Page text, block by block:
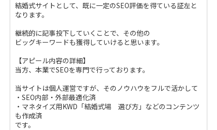
結婚式サイトとして、既に一定のSEO評価を得ている証左と
なります。
継続的に記事投下していくことで、その他の
ビッグキーワードも獲得していけると思います。
【アピール内容の詳細】
当方、本業でSEOを専門で行っております。
当サイトは個人運営ですが、そのノウハウをフルで活かして
・SEO内部・外部最適化済
・マネタイズ用KWD「結婚式場 選び方」などのコンテンツ
も作成済
です。